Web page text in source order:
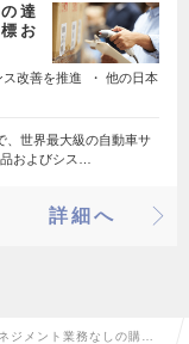
達
お
ス改善を推進 ・ 他の日本
、世界最大級の自動車サ
およびシス…
詳細へ
ジメント業務なしの購